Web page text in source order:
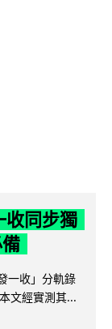
同步獨
一收」分軌錄
文經實測其...